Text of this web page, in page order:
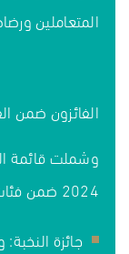
المتعاملين
الفائزون ضمن
وشملت قائمة
2024 ضمن فئات الجوائز المؤسسية:
جائزة